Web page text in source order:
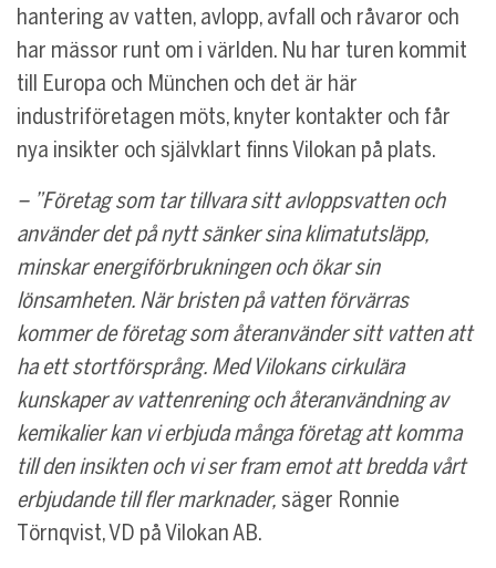
hantering av vatten, avlopp, avfall och råvaror och
har mässor runt om i världen. Nu har turen kommit
till Europa och München och det är här
industriföretagen möts, knyter kontakter och får
nya insikter och självklart finns Vilokan på plats.
– ”Företag som tar tillvara sitt avloppsvatten och
använder det på nytt sänker sina klimatutsläpp,
minskar energiförbrukningen och ökar sin
lönsamheten. När bristen på vatten förvärras
kommer de företag som återanvänder sitt vatten att
ha ett stortförsprång. Med Vilokans cirkulära
kunskaper av vattenrening och återanvändning av
kemikalier kan vi erbjuda många företag att komma
till den insikten och vi ser fram emot att bredda vårt
erbjudande till fler marknader, säger Ronnie
Törnqvist, VD på Vilokan AB.